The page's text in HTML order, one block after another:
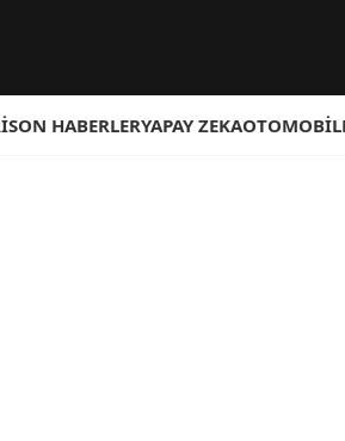
SON HABERLERYAPAY ZEKAOTOMOBIL